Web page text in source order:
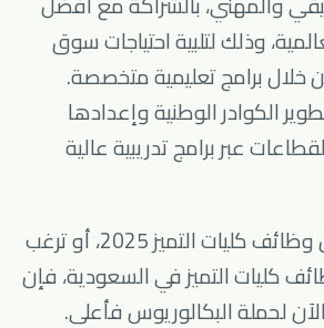
وذلك لتلبية احتياجات سوق
برامج تعليمية متخصصة.
الكوادر الوطنية وإعدادها
عبر برامج تدريبية عالية
📌 إذا كنت تبحث عن وظائف كليات التميز 2025، أو ترغب
كليات التميز في السعودية، فإن
لحملة البكالوريوس فأعلى.